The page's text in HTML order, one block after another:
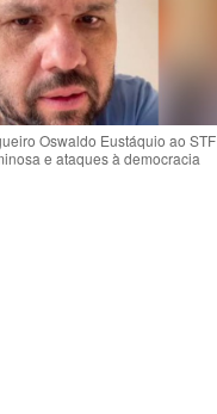
Oswaldo Eustáquio ao STF
e ataques à democracia